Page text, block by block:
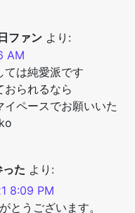
ファン より:
AM
ては純愛派です
おられるなら
イペースでお願いいた
った より:
8:09 PM
とうございます。